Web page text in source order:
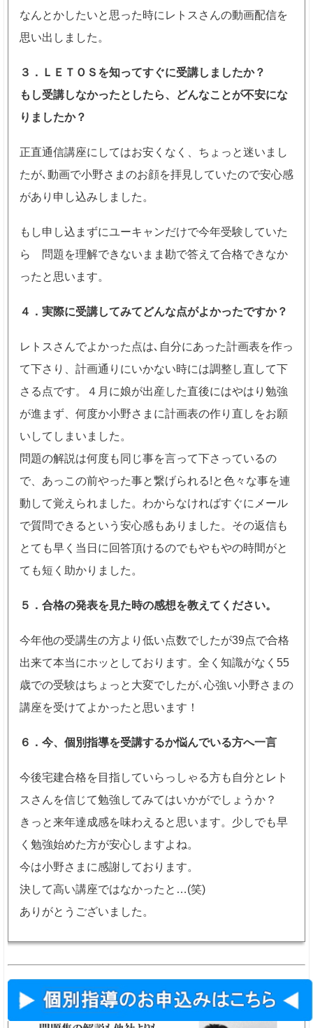
なんとかしたいと思った時にレトスさんの動画配信を
思い出しました。
３．ＬＥＴＯＳを知ってすぐに受講しましたか？
もし受講しなかったとしたら、どんなことが不安にな
りましたか？
正直通信講座にしてはお安くなく、ちょっと迷いまし
たが､動画で小野さまのお顔を拝見していたので安心感
があり申し込みしました。
もし申し込まずにユーキャンだけで今年受験していた
ら 問題を理解できないまま勘で答えて合格できなか
ったと思います。
４．実際に受講してみてどんな点がよかったですか？
レトスさんでよかった点は､自分にあった計画表を作っ
て下さり、計画通りにいかない時には調整し直して下
さる点です。４月に娘が出産した直後にはやはり勉強
が進まず、何度か小野さまに計画表の作り直しをお願
いしてしまいました。
問題の解説は何度も同じ事を言って下さっているの
で、あっこの前やった事と繋げられる!と色々な事を連
動して覚えられました。わからなければすぐにメール
で質問できるという安心感もありました。その返信も
とても早く当日に回答頂けるのでもやもやの時間がと
ても短く助かりました。
５．合格の発表を見た時の感想を教えてください。
今年他の受講生の方より低い点数でしたが39点で合格
出来て本当にホッとしております。全く知識がなく55
歳での受験はちょっと大変でしたが､心強い小野さまの
講座を受けてよかったと思います！
６．今、個別指導を受講するか悩んでいる方へ一言
今後宅建合格を目指していらっしゃる方も自分とレト
スさんを信じて勉強してみてはいかがでしょうか？
きっと来年達成感を味わえると思います。少しでも早
く勉強始めた方が安心しますよね。
今は小野さまに感謝しております。
決して高い講座ではなかったと…(笑)
ありがとうございました。